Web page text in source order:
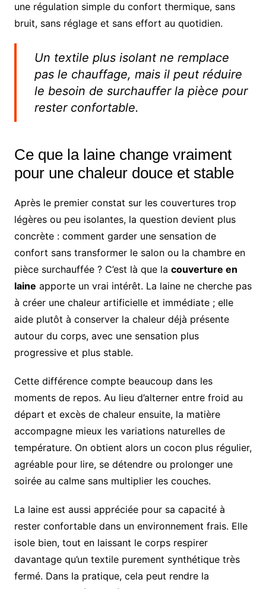
une régulation simple du confort thermique, sans
bruit, sans réglage et sans effort au quotidien.
Un textile plus isolant ne remplace
pas le chauffage, mais il peut réduire
le besoin de surchauffer la pièce pour
rester confortable.
Ce que la laine change vraiment
pour une chaleur douce et stable
Après le premier constat sur les couvertures trop
légères ou peu isolantes, la question devient plus
concrète : comment garder une sensation de
confort sans transformer le salon ou la chambre en
pièce surchauffée ? C’est là que la couverture en
laine apporte un vrai intérêt. La laine ne cherche pas
à créer une chaleur artificielle et immédiate ; elle
aide plutôt à conserver la chaleur déjà présente
autour du corps, avec une sensation plus
progressive et plus stable.
Cette différence compte beaucoup dans les
moments de repos. Au lieu d’alterner entre froid au
départ et excès de chaleur ensuite, la matière
accompagne mieux les variations naturelles de
température. On obtient alors un cocon plus régulier,
agréable pour lire, se détendre ou prolonger une
soirée au calme sans multiplier les couches.
La laine est aussi appréciée pour sa capacité à
rester confortable dans un environnement frais. Elle
isole bien, tout en laissant le corps respirer
davantage qu’un textile purement synthétique très
fermé. Dans la pratique, cela peut rendre la